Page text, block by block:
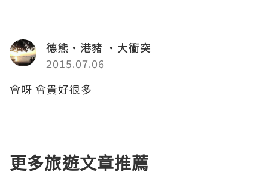
德熊・港豬 ・大衝突
2015.07.06
會呀 會貴好很多
更多旅遊文章推薦